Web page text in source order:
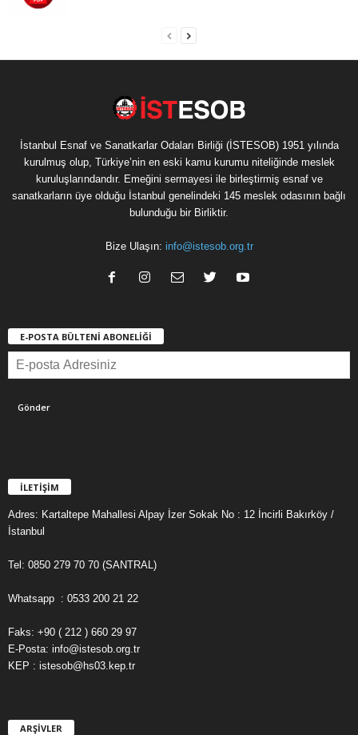
İstanbul Esnaf ve Sanatkarlar Odaları Birliği (İSTESOB) 1951 yılında
kurulmuş olup, Türkiye’nin en eski kamu kurumu niteliğinde meslek
kuruluşlarındandır. Emeğini sermayesi ile birleştirmiş esnaf ve
sanatkarların üye olduğu İstanbul genelindeki 145 meslek odasının bağlı
bulunduğu bir Birliktir.
Bize Ulaşın: info@istesob.org.tr
E-POSTA BÜLTENİ ABONELİĞİ
İLETİŞİM
Adres: Kartaltepe Mahallesi Alpay İzer Sokak No : 12 İncirli Bakırköy /
İstanbul
Tel: 0850 279 70 70 (SANTRAL)
Whatsapp : 0533 200 21 22
Faks: +90 ( 212 ) 660 29 97
E-Posta: info@istesob.org.tr
KEP : istesob@hs03.kep.tr
ARŞİVLER